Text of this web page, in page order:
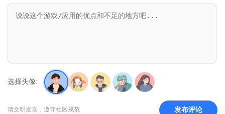
选择头像:
请文明发言，遵守社区规范 发布评论